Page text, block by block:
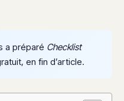
a préparé Checklist
en fin d’article.